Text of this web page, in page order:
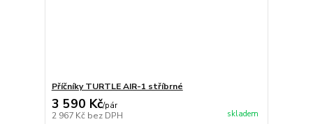
Příčníky TURTLE AIR-1 stříbrné
3 590 Kč/pár
2 967 Kč bez DPH skladem